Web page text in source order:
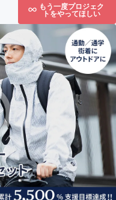
もう一度プロジェク
トをやってほしい